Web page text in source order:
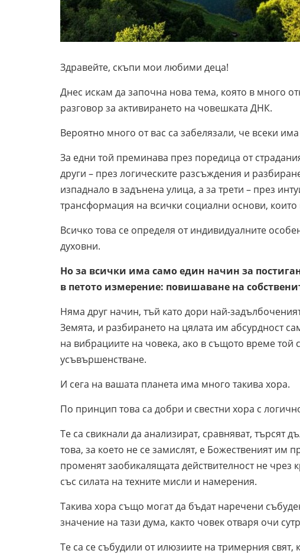
Здравейте, скъпи мои любими деца!
Днес искам да започна нова тема, която в много
разговор за активирането на човешката ДНК.
Вероятно много от вас са забелязали, че всеки
За едни той преминава през поредица от
други – през логическите разсъждения и
изпаднало в задънена улица, а за трети – през
трансформация на всички социални основи, които
Всичко това се определя от индивидуалните
духовни.
Но за всички има само един начин за
в петото измерение: повишаване на
Няма друг начин, тъй като дори най-
Земята, и разбирането на цялата им абсурдност
на вибрациите на човека, ако в същото време той
усъвършенстване.
И сега на вашата планета има много такива хора.
По принцип това са добри и свестни хора с
Те са свикнали да анализират, сравняват, търсят
това, за което не се замислят, е Божественият им
променят заобикалящата действителност не чрез
със силата на техните мисли и намерения.
Такива хора също могат да бъдат наречени
значение на тази дума, както човек отваря очи
Те са се събудили от илюзиите на тримерния свят,